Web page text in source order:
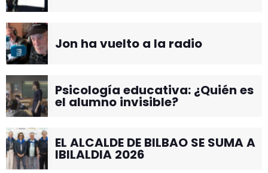
Jon ha vuelto a la radio
Psicología educativa: ¿Quién es
el alumno invisible?
EL ALCALDE DE BILBAO SE SUMA A
IBILALDIA 2026